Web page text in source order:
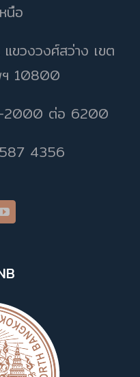
นือ
ขวงวงศ์สว่าง เขต
ฯ 10800
2000 ต่อ 6200
4356